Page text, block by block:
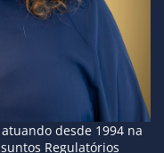
desde 1994 na
Regulatórios